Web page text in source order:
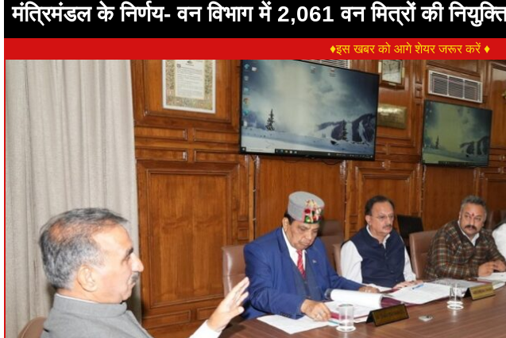
मंत्रिमंडल के निर्णय- वन विभाग में 2,061 वन मित्रों की
♦इस खबर को आगे शेयर जरूर करें ♦